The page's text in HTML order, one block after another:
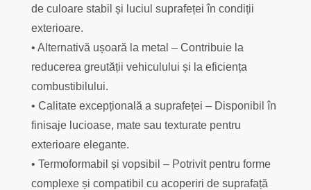
de culoare stabil și luciul suprafeței în condiții
exterioare.
• Alternativă ușoară la metal – Contribuie la
reducerea greutății vehiculului și la eficiența
combustibilului.
• Calitate excepțională a suprafeței – Disponibil în
finisaje lucioase, mate sau texturate pentru
exterioare elegante.
• Termoformabil și vopsibil – Potrivit pentru forme
complexe și compatibil cu acoperiri de suprafață